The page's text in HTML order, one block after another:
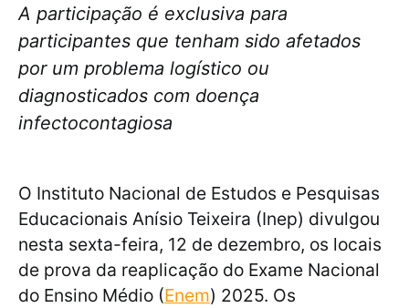
A participação é exclusiva para
participantes que tenham sido afetados
por um problema logístico ou
diagnosticados com doença
infectocontagiosa
O Instituto Nacional de Estudos e Pesquisas
Educacionais Anísio Teixeira (Inep) divulgou
nesta sexta-feira, 12 de dezembro, os locais
de prova da reaplicação do Exame Nacional
do Ensino Médio (Enem) 2025. Os